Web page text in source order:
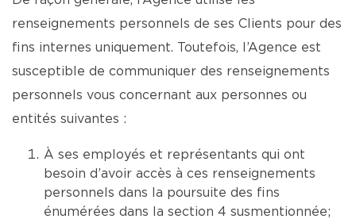
renseignements personnels de ses Clients pour des
fins internes uniquement. Toutefois, l’Agence est
susceptible de communiquer des renseignements
personnels vous concernant aux personnes ou
entités suivantes :
À ses employés et représentants qui ont
besoin d’avoir accès à ces renseignements
personnels dans la poursuite des fins
énumérées dans la section 4 susmentionnée;